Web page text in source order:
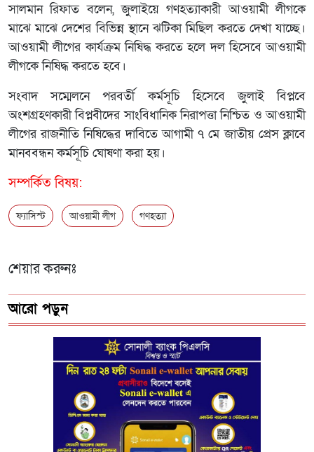
সালমান রিফাত বলেন, জুলাইয়ে গণহত্যাকারী আওয়ামী লীগকে
মাঝে মাঝে দেশের বিভিন্ন স্থানে ঝটিকা মিছিল করতে দেখা যাচ্ছে।
আওয়ামী লীগের কার্যক্রম নিষিদ্ধ করতে হলে দল হিসেবে আওয়ামী
লীগকে নিষিদ্ধ করতে হবে।
সংবাদ সম্মেলনে পরবর্তী কর্মসূচি হিসেবে জুলাই বিপ্লবে
অংশগ্রহণকারী বিপ্লবীদের সাংবিধানিক নিরাপত্তা নিশ্চিত ও আওয়ামী
লীগের রাজনীতি নিষিদ্ধের দাবিতে আগামী ৭ মে জাতীয় প্রেস ক্লাবে
মানববন্ধন কর্মসূচি ঘোষণা করা হয়।
সম্পর্কিত বিষয়:
ফ্যাসিস্ট আওয়ামী লীগ গণহত্যা
শেয়ার করুনঃ
আরো পড়ুন